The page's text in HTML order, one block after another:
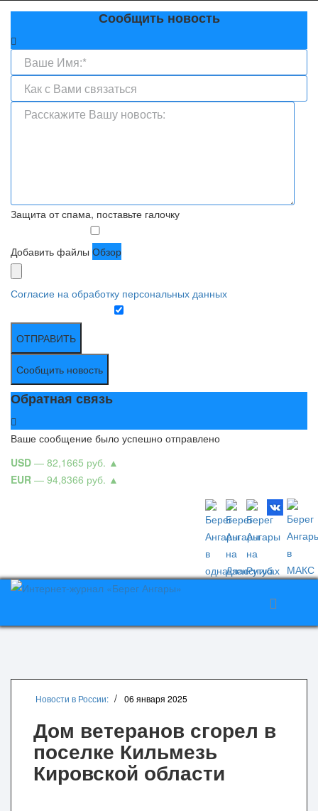
Сообщить новость
Защита от спама, поставьте галочку
Добавить файлы Обзор
Согласие на обработку персональных данных
ОТПРАВИТЬ
Сообщить новость
Обратная связь
Ваше сообщение было успешно отправлено
USD — 82,1665 руб. ▲
EUR — 94,8366 руб. ▲
Новости в России: 06 января 2025
Дом ветеранов сгорел в
поселке Кильмезь
Кировской области